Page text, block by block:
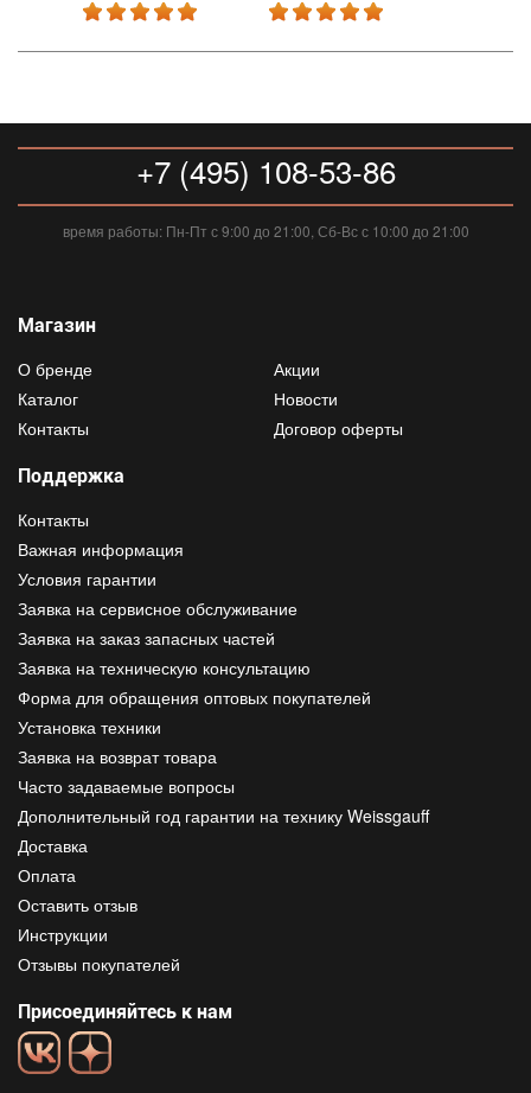
+7 (495) 108-53-86
время работы: Пн-Пт с 9:00 до 21:00, Сб-Вс с 10:00 до 21:00
Магазин
О бренде
Каталог
Контакты
Акции
Новости
Договор оферты
Поддержка
Контакты
Важная информация
Условия гарантии
Заявка на сервисное обслуживание
Заявка на заказ запасных частей
Заявка на техническую консультацию
Форма для обращения оптовых покупателей
Установка техники
Заявка на возврат товара
Часто задаваемые вопросы
Дополнительный год гарантии на технику Weissgauff
Доставка
Оплата
Оставить отзыв
Инструкции
Отзывы покупателей
Присоединяйтесь к нам